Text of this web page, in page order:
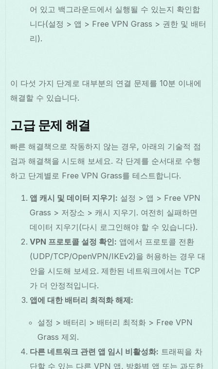
어 있고 백그라운드에서 실행될 수 있는지 확인합
니다(설정 > 앱 > Free VPN Grass > 권한 및 배터
리).
이 다섯 가지 단계로 대부분의 연결 문제를 10분 이내에
해결할 수 있습니다.
고급 문제 해결
빠른 해결책으로 작동하지 않는 경우, 아래의 기술적 점
검과 해결책을 시도해 보세요. 각 단계를 순서대로 수행
하고 단계별로 Free VPN Grass를 테스트합니다.
앱 캐시 및 데이터 지우기: 설정 > 앱 > Free VPN
Grass > 저장소 > 캐시 지우기. 여전히 실패하면
데이터 지우기(다시 로그인해야 할 수 있습니다).
VPN 프로토콜 설정 확인: 앱에서 프로토콜 전환
(UDP/TCP/OpenVPN/IKEv2)을 허용하는 경우 대
안을 시도해 보세요. 제한된 네트워크에서는 TCP
가 더 안정적입니다.
앱에 대한 배터리 최적화 해제:
설정 > 배터리 > 배터리 최적화 > Free VPN
Grass 제외.
다른 네트워크 관련 앱 임시 비활성화: 트래픽을 차
단할 수 있는 다른 VPN 앱, 방화벽 앱 또는 과도한